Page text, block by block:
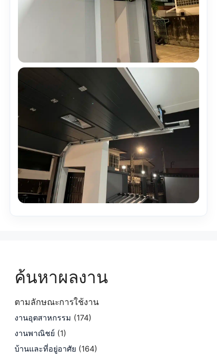
ค้นหาผลงาน
ตามลักษณะการใช้งาน
งานอุตสาหกรรม (174)
งานพาณิชย์ (1)
บ้านและที่อยู่อาศัย (164)